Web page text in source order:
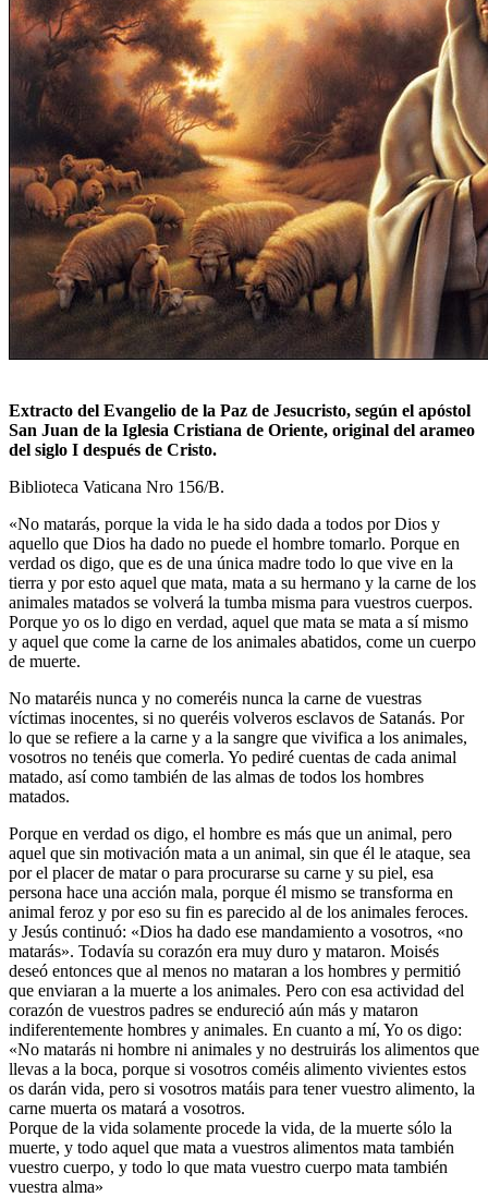
Extracto del Evangelio de la Paz de Jesucristo, según el apóstol
San Juan de la Iglesia Cristiana de Oriente, original del arameo
del siglo I después de Cristo.
Biblioteca Vaticana Nro 156/B.
«No matarás, porque la vida le ha sido dada a todos por Dios y
aquello que Dios ha dado no puede el hombre tomarlo. Porque en
verdad os digo, que es de una única madre todo lo que vive en la
tierra y por esto aquel que mata, mata a su hermano y la carne de los
animales matados se volverá la tumba misma para vuestros cuerpos.
Porque yo os lo digo en verdad, aquel que mata se mata a sí mismo
y aquel que come la carne de los animales abatidos, come un cuerpo
de muerte.
No mataréis nunca y no comeréis nunca la carne de vuestras
víctimas inocentes, si no queréis volveros esclavos de Satanás. Por
lo que se refiere a la carne y a la sangre que vivifica a los animales,
vosotros no tenéis que comerla. Yo pediré cuentas de cada animal
matado, así como también de las almas de todos los hombres
matados.
Porque en verdad os digo, el hombre es más que un animal, pero
aquel que sin motivación mata a un animal, sin que él le ataque, sea
por el placer de matar o para procurarse su carne y su piel, esa
persona hace una acción mala, porque él mismo se transforma en
animal feroz y por eso su fin es parecido al de los animales feroces.
y Jesús continuó: «Dios ha dado ese mandamiento a vosotros, «no
matarás». Todavía su corazón era muy duro y mataron. Moisés
deseó entonces que al menos no mataran a los hombres y permitió
que enviaran a la muerte a los animales. Pero con esa actividad del
corazón de vuestros padres se endureció aún más y mataron
indiferentemente hombres y animales. En cuanto a mí, Yo os digo:
«No matarás ni hombre ni animales y no destruirás los alimentos que
llevas a la boca, porque si vosotros coméis alimento vivientes estos
os darán vida, pero si vosotros matáis para tener vuestro alimento, la
carne muerta os matará a vosotros.
Porque de la vida solamente procede la vida, de la muerte sólo la
muerte, y todo aquel que mata a vuestros alimentos mata también
vuestro cuerpo, y todo lo que mata vuestro cuerpo mata también
vuestra alma»